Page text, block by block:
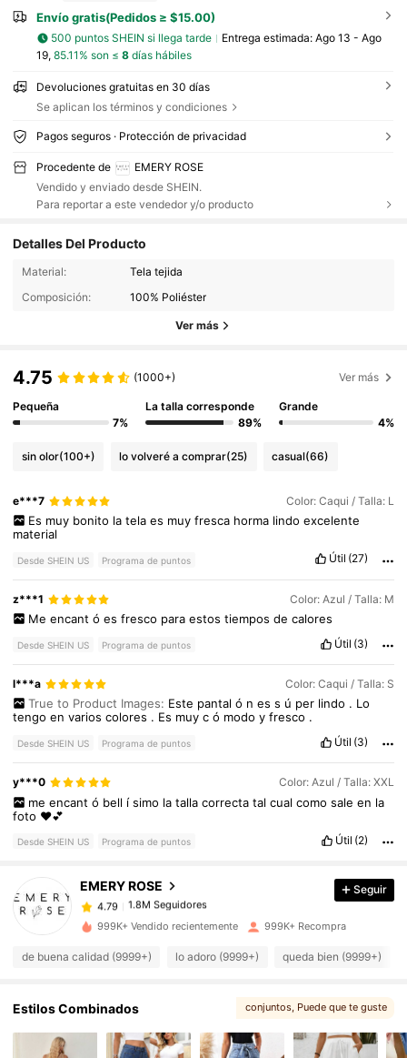
Envío gratis(Pedidos ≥ $15.00)
500 puntos SHEIN si llega tarde Entrega estimada: Ago 13 - Ago
19, 85.11% son ≤ 8días hábiles
Devoluciones gratuitas en 30 días
Se aplican los términos y condiciones
Pagos seguros · Protección de privacidad
Procedente de
EMERY ROSE
Vendido y enviado desde SHEIN.
Para reportar a este vendedor y/o producto
Detalles Del Producto
Material:
Tela tejida
Composición:
100% Poliéster
Ver más
4.75 (1000+) Ver más
Pequeña
7%
La talla corresponde
89%
Grande
4%
sin olor(100+) lo volveré a comprar(25) casual(66)
e***7 Color: Caqui / Talla: L
Es muy bonito la tela es muy fresca horma lindo excelente
material
Desde SHEIN US Programa de puntos Útil (27)
z***1 Color: Azul / Talla: M
Me encant ó es fresco para estos tiempos de calores
Desde SHEIN US Programa de puntos Útil (3)
l***a Color: Caqui / Talla: S
True to Product Images: Este pantal ó n es s ú per lindo . Lo
tengoenvarioscolores . Es muycó modoyfresco .
Desde SHEIN US Programa de puntos Útil (3)
y***0 Color: Azul / Talla: XXL
me encant ó bell í simo la talla correcta tal cual como sale en la
foto ♥️💕
Desde SHEIN US Programa de puntos Útil (2)
EMERY ROSE
4.79
4.79
4.79
1.8M Seguidores
c***0 pagóHace 14 horas
4.79
4.79 1.8M Seguidores
Seguir
999K+ Vendido recientemente 999K+ Recompra
de buena calidad (9999+) lo adoro (9999+) queda bien (9999+)
Estilos Combinados conjuntos, Puede que te guste